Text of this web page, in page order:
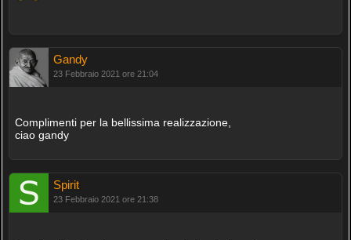
Gandy
23 Febbraio 2021 ore 21:04
Complimenti per la bellissima realizzazione,
ciao gandy
Spirit
23 Febbraio 2021 ore 21:38